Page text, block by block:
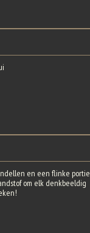
en een flinke portie
om elk denkbeeldig